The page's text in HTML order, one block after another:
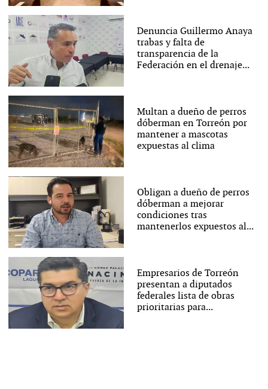
Denuncia Guillermo Anaya
trabas y falta de
transparencia de la
Federación en el drenaje...
Multan a dueño de perros
dóberman en Torreón por
mantener a mascotas
expuestas al clima
Obligan a dueño de perros
dóberman a mejorar
condiciones tras
mantenerlos expuestos al...
Empresarios de Torreón
presentan a diputados
federales lista de obras
prioritarias para...